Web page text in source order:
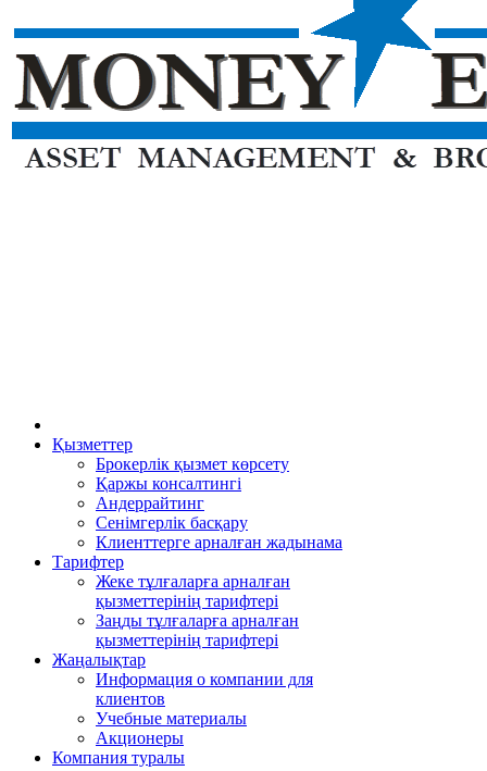
Қызметтер
Брокерлік қызмет көрсету
Қаржы консалтингі
Андеррайтинг
Сенімгерлік басқару
Клиенттерге арналған жадынама
Тарифтер
Жеке тұлғаларға арналған
қызметтерінің тарифтері
Заңды тұлғаларға арналған
қызметтерінің тарифтері
Жаңалықтар
Информация о компании для
клиентов
Учебные материалы
Акционеры
Компания туралы